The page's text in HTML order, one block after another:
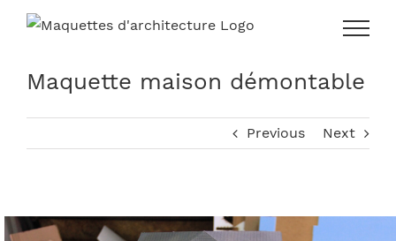
Skip
Maquette maison démontable
Previous Next